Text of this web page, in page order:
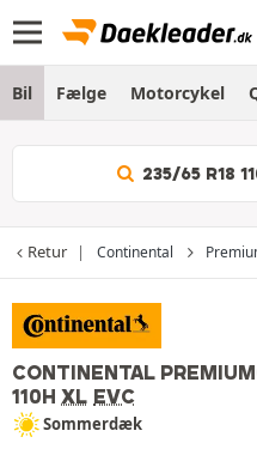
Bil Fælge Motorcykel
235/65 R18
Retur Continental
CONTINENTAL
110H XL EVC
Sommerdæk